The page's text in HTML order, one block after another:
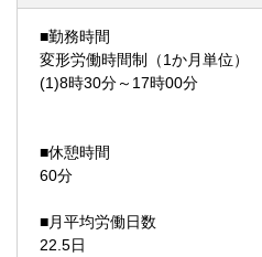
■勤務時間
変形労働時間制（1か月単位）
(1)8時30分～17時00分
■休憩時間
60分
■月平均労働日数
22.5日